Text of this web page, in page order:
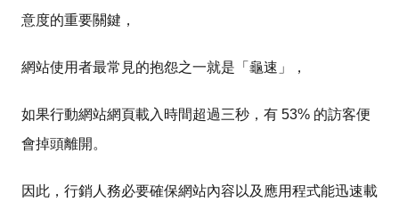
意度的重要關鍵，
網站使用者最常見的抱怨之一就是「龜速」，
如果行動網站網頁載入時間超過三秒，有 53% 的訪客便
會掉頭離開。
因此，行銷人務必要確保網站內容以及應用程式能迅速載